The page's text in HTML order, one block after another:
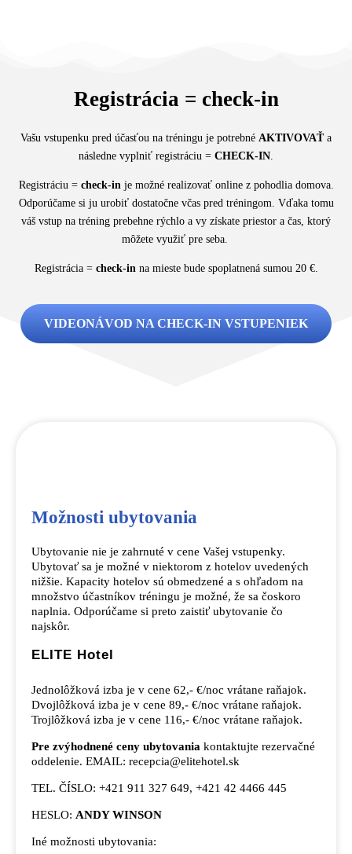
Registrácia = check-in
Vašu vstupenku pred účasťou na tréningu je potrebné AKTIVOVAŤa
následne vyplniť registráciu = CHECK-IN.
Registráciu = check-inje možné realizovať online z pohodlia domova.
Odporúčame si ju urobiť dostatočne včas pred tréningom. Vďaka tomu
váš vstup na tréning prebehne rýchlo a vy získate priestor a čas, ktorý
môžete využiť pre seba.
Registrácia = check-inna mieste bude spoplatnená sumou 20 €.
VIDEONÁVOD NA CHECK-IN VSTUPENIEK
Možnosti ubytovania
Ubytovanie nie je zahrnuté v cene Vašej vstupenky.
Ubytovať sa je možné v niektorom z hotelov uvedených
nižšie. Kapacity hotelov sú obmedzené a s ohľadom na
množstvo účastníkov tréningu je možné, že sa čoskoro
naplnia. Odporúčame si preto zaistiť ubytovanie čo
najskôr.
ELITE Hotel
Jednolôžková izba je v cene 62,- €/noc vrátane raňajok.
Dvojlôžková izba je v cene 89,- €/noc vrátane raňajok.
Trojlôžková izba je v cene 116,- €/noc vrátane raňajok.
Pre zvýhodnené ceny ubytovania kontaktujte rezervačné
oddelenie. EMAIL: recepcia@elitehotel.sk
TEL. ČÍSLO: +421 911 327 649, +421 42 4466 445
HESLO: ANDY WINSON
Iné možnosti ubytovania: